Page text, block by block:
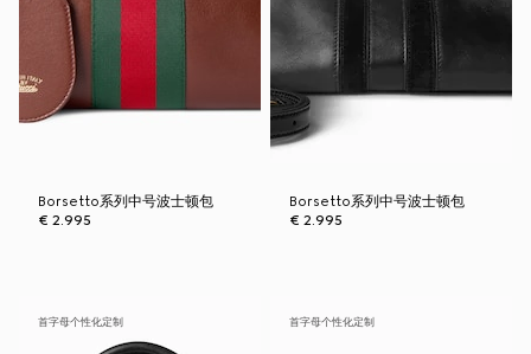
Borsetto系列中号波士顿包
€ 2.995
Borsetto系列中号波士顿包
€ 2.995
首字母个性化定制 首字母个性化定制